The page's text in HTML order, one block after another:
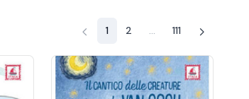
1 2 ... 111